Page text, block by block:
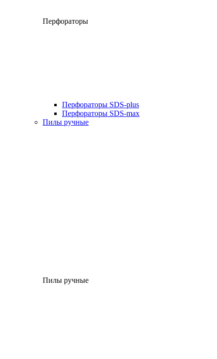
Перфораторы
Перфораторы SDS-plus
Перфораторы SDS-max
Пилы ручные
Пилы ручные